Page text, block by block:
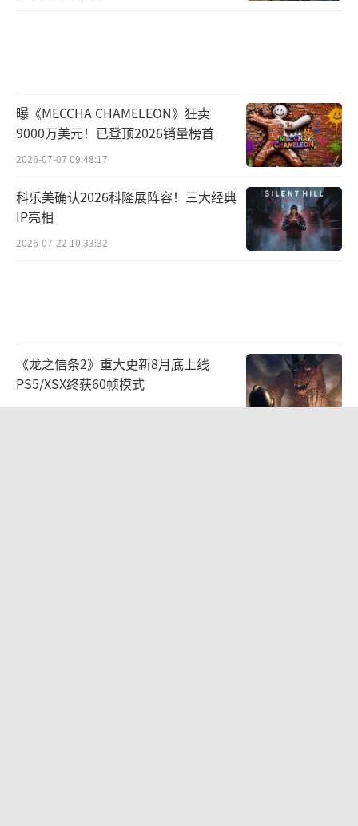
曝《MECCHA CHAMELEON》狂卖
9000万美元！已登顶2026销量榜首
2026-07-07 09:48:17
科乐美确认2026科隆展阵容！三大经典
IP亮相
2026-07-22 10:33:32
《龙之信条2》重大更新8月底上线
PS5/XSX终获60帧模式
2026-08-03 09:48:17